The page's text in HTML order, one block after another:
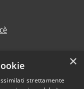
×
strettamente